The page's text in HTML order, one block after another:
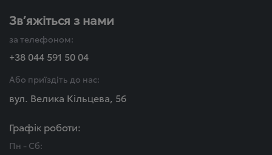
Зв’яжіться з нами
за телефоном:
+38 044 591 50 04
Або приїздіть до нас:
вул. Велика Кільцева, 56
Графік роботи:
Пн - Сб: